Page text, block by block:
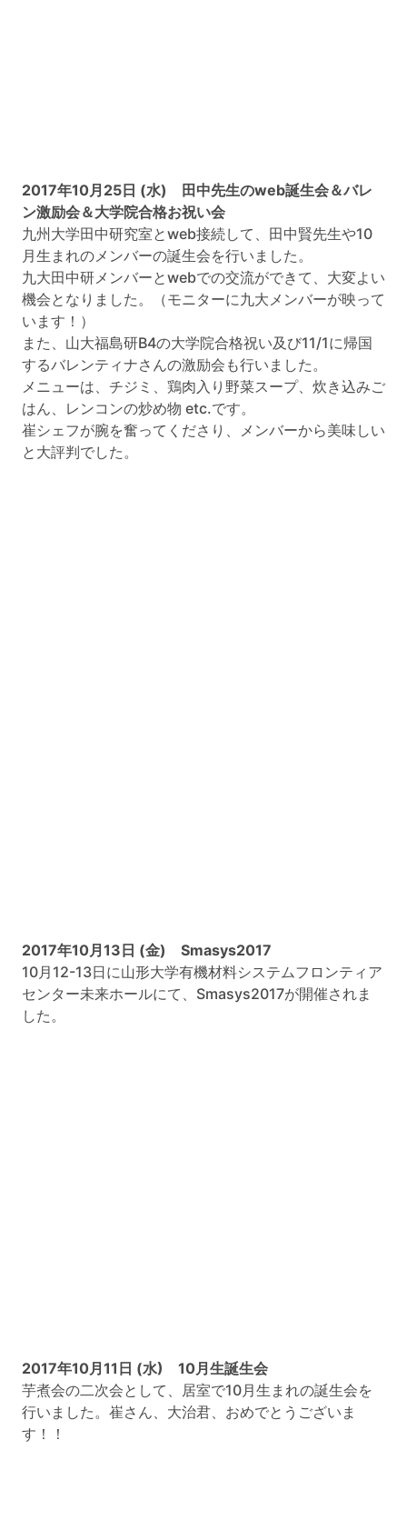
2017年10月25日 (水) 田中先生のweb誕生会＆バレ
ン激励会＆大学院合格お祝い会
九州大学田中研究室とweb接続して、田中賢先生や10
月生まれのメンバーの誕生会を行いました。
九大田中研メンバーとwebでの交流ができて、大変よい
機会となりました。（モニターに九大メンバーが映って
います！）
また、山大福島研B4の大学院合格祝い及び11/1に帰国
するバレンティナさんの激励会も行いました。
メニューは、チジミ、鶏肉入り野菜スープ、炊き込みご
はん、レンコンの炒め物 etc.です。
崔シェフが腕を奮ってくださり、メンバーから美味しい
と大評判でした。
2017年10月13日 (金) Smasys2017
10月12-13日に山形大学有機材料システムフロンティア
センター未来ホールにて、Smasys2017が開催されま
した。
2017年10月11日 (水) 10月生誕生会
芋煮会の二次会として、居室で10月生まれの誕生会を
行いました。崔さん、大治君、おめでとうございま
す！！